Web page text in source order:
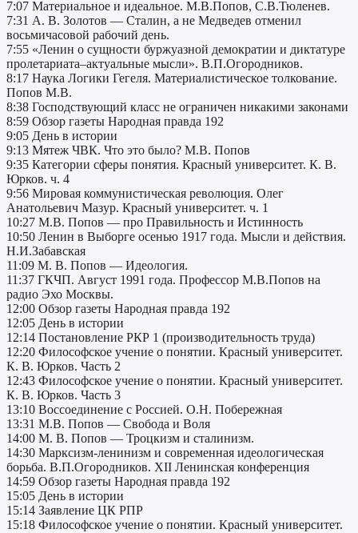
7:07 Материальное и идеальное. М.В.Попов, С.В.Тюленев.
7:31 А. В. Золотов — Сталин, а не Медведев отменил
восьмичасовой рабочий день.
7:55 «Ленин о сущности буржуазной демократии и диктатуре
пролетариата–актуальные мысли». В.П.Огородников.
8:17 Наука Логики Гегеля. Материалистическое толкование.
Попов М.В.
8:38 Господствующий класс не ограничен никакими законами
8:59 Обзор газеты Народная правда 192
9:05 День в истории
9:13 Мятеж ЧВК. Что это было? М.В. Попов
9:35 Категории сферы понятия. Красный университет. К. В.
Юрков. ч. 4
9:56 Мировая коммунистическая революция. Олег
Анатольевич Мазур. Красный университет. ч. 1
10:27 М.В. Попов — про Правильность и Истинность
10:50 Ленин в Выборге осенью 1917 года. Мысли и действия.
Н.И.Забавская
11:09 М. В. Попов — Идеология.
11:37 ГКЧП. Август 1991 года. Профессор М.В.Попов на
радио Эхо Москвы.
12:00 Обзор газеты Народная правда 192
12:05 День в истории
12:14 Постановление РКР 1 (производительность труда)
12:20 Философское учение о понятии. Красный университет.
К. В. Юрков. Часть 2
12:43 Философское учение о понятии. Красный университет.
К. В. Юрков. Часть 3
13:10 Воссоединение с Россией. О.Н. Побережная
13:31 М.В. Попов — Свобода и Воля
14:00 М. В. Попов — Троцкизм и сталинизм.
14:30 Марксизм-ленинизм и современная идеологическая
борьба. В.П.Огородников. XII Ленинская конференция
14:59 Обзор газеты Народная правда 192
15:05 День в истории
15:14 Заявление ЦК РПР
15:18 Философское учение о понятии. Красный университет.